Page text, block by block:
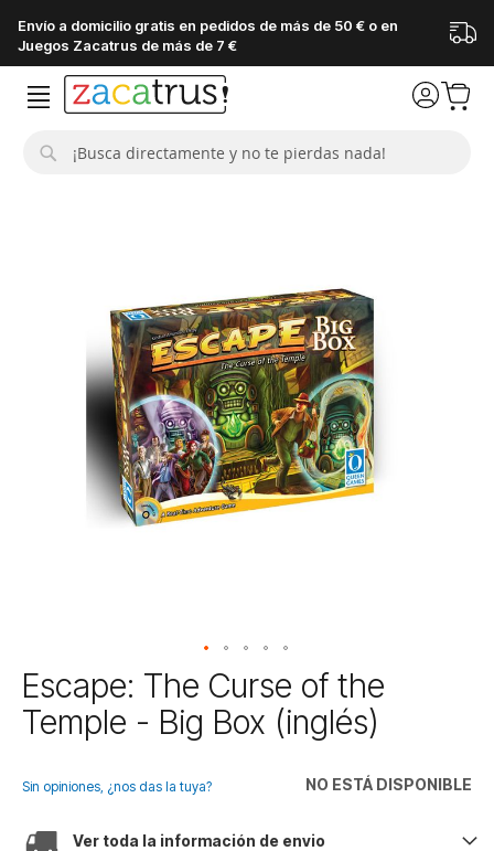
Envío a domicilio gratis en pedidos de más de 50 € o en
Juegos Zacatrus de más de 7 €
Saltar
al
comienzo
galería
imágenes
Escape: The Curse of the
Temple - Big Box (inglés)
NO ESTÁ DISPONIBLE
Sin opiniones, ¿nos das la tuya?
Ver toda la información de envio